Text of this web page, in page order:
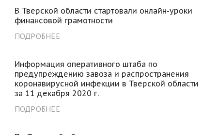
В Тверской области стартовали онлайн-уроки
финансовой грамотности
ПОДРОБНЕЕ
Информация оперативного штаба по
предупреждению завоза и распространения
коронавирусной инфекции в Тверской области
за 11 декабря 2020 г.
ПОДРОБНЕЕ